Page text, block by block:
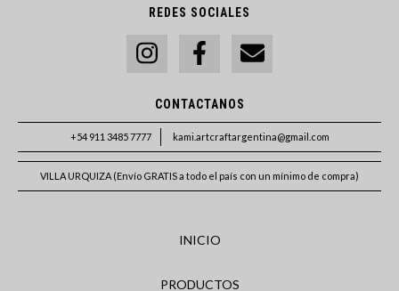
REDES SOCIALES
CONTACTANOS
+54 911 3485 7777 kami.artcraftargentina@gmail.com
VILLA URQUIZA (Envío GRATIS a todo el país con un mínimo de compra)
INICIO
PRODUCTOS